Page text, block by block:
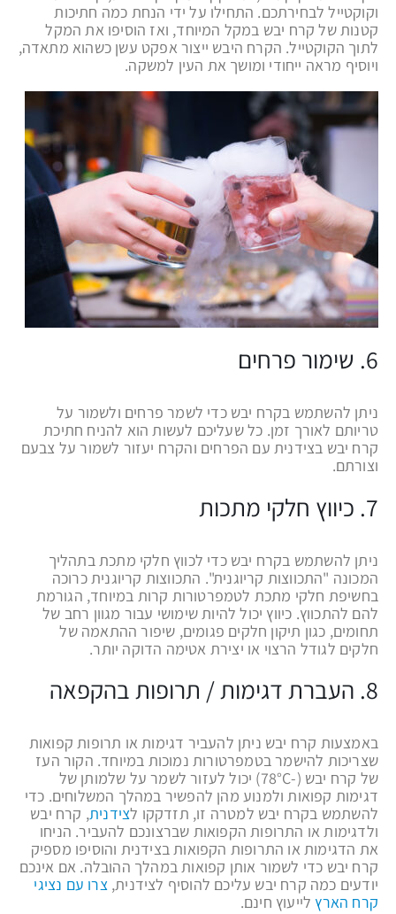
וקוקטייל לבחירתכם. התחילו על ידי הנחת כמה חתיכות
קטנות של קרח יבש במקל המיוחד, ואז הוסיפו את המקל
לתוך הקוקטייל. הקרח היבש ייצור אפקט עשן כשהוא מתאדה,
ויוסיף מראה ייחודי ומושך את העין למשקה.
6. שימור פרחים
ניתן להשתמש בקרח יבש כדי לשמר פרחים ולשמור על
טריותם לאורך זמן. כל שעליכם לעשות הוא להניח חתיכת
קרח יבש בצידנית עם הפרחים והקרח יעזור לשמור על צבעם
וצורתם.
7. כיווץ חלקי מתכות
ניתן להשתמש בקרח יבש כדי לכווץ חלקי מתכת בתהליך
המכונה "התכווצות קריוגנית". התכווצות קריוגנית כרוכה
בחשיפת חלקי מתכת לטמפרטורות קרות במיוחד, הגורמת
להם להתכווץ. כיווץ יכול להיות שימושי עבור מגוון רחב של
תחומים, כגון תיקון חלקים פגומים, שיפור ההתאמה של
חלקים לגודל הרצוי או יצירת אטימה הדוקה יותר.
8. העברת דגימות / תרופות בהקפאה
באמצעות קרח יבש ניתן להעביר דגימות או תרופות קפואות
שצריכות להישמר בטמפרטורות נמוכות במיוחד. הקור העז
של קרח יבש (-78°C) יכול לעזור לשמר על שלמותן של
דגימות קפואות ולמנוע מהן להפשיר במהלך המשלוחים. כדי
להשתמש בקרח יבש למטרה זו, תזדקקו לצידנית, קרח יבש
ולדגימות או התרופות הקפואות שברצונכם להעביר. הניחו
את הדגימות או התרופות הקפואות בצידנית והוסיפו מספיק
קרח יבש כדי לשמור אותן קפואות במהלך ההובלה. אם אינכם
יודעים כמה קרח יבש עליכם להוסיף לצידנית,צרו עם נציגי
קרח הארץ לייעוץ חינם.